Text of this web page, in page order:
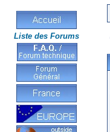
Liste des Forums